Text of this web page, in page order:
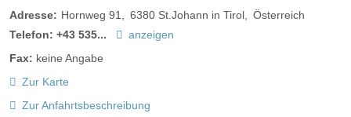
Adresse: Hornweg 91 6380 St.Johann in Tirol
Österreich
Telefon: +43 535...
anzeigen
Fax: keine Angabe
Zur Karte
Zur Anfahrtsbeschreibung